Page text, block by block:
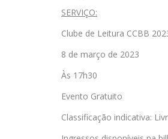
SERVIÇO:
Clube de Leitura CCBB
8 de março de 2023
Às 17h30
Evento Gratuito
Classificação indicativa: